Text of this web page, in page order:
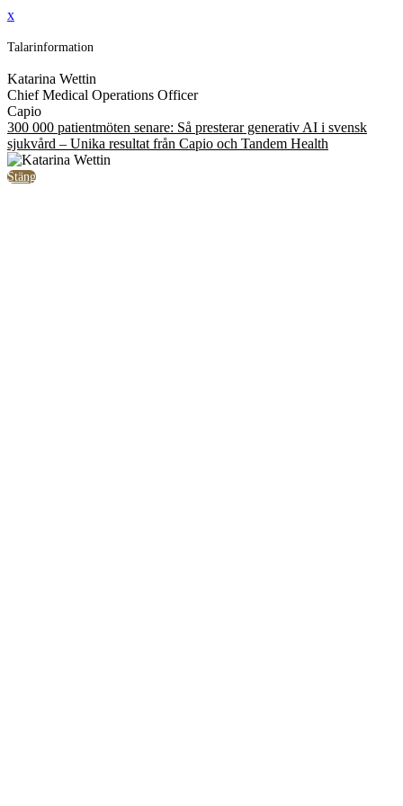
x
Talarinformation
Katarina Wettin
Chief Medical Operations Officer
Capio
300 000 patientmöten senare: Så presterar generativ AI i svensk
sjukvård – Unika resultat från Capio och Tandem Health
Stäng